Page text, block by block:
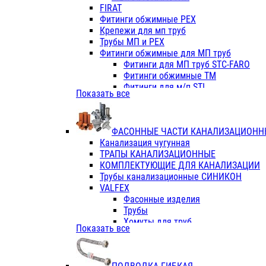
Фитинги ПП белые
Фитинги ПП белые
Фитинги ППс металл.белые
VALFEX
Трубы PE-RT
Трубы ПП водопровод белые
Трубы ПП водопровод серые
Трубы армированные
Трубы армированные
Фитинги с металл. серые
Фитинги ПП (серые)
Фитинги ПП белые
Краны
Фитинги ПП (белые)
Фитинги ПП с металлом белые
ПК КОНТУР
Краны полипропиленовые
Трубы полипропиленивые
FIRAT
Фитинги обжимные PEX
Крепежи для мп труб
Трубы МП и PEX
Фитинги обжимные для МП труб
Фитинги для МП труб STC-FARO
Фитинги обжимные ТМ
Фитинги для м/п STI
Фитинги для МП труб TITAN
TK
VALFEX
Показать все
ФАСОННЫЕ ЧАСТИ
Канализация чугунная
ТРАПЫ КАНАЛИЗАЦИОННЫЕ
КОМПЛЕКТУЮЩИЕ ДЛЯ КАНАЛИЗАЦИИ
Трубы канализационные СИНИКОН
VALFEX
Фасонные изделия
Трубы
Хомуты для труб
ПВХ (стройполимер)
Показать все